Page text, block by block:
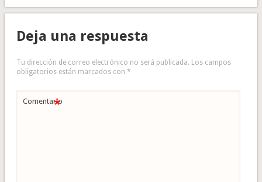
Deja una respuesta
Tu dirección de correo electrónico no será publicada. Los campos
obligatorios están marcados con *
Comentario
*